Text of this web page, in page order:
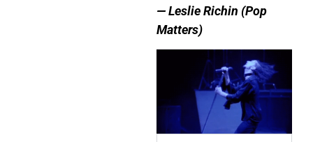
— Leslie Richin (Pop
Matters)